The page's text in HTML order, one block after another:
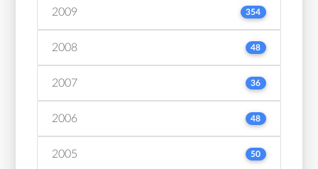
2009 354
2008 48
2007 36
2006 48
2005 50